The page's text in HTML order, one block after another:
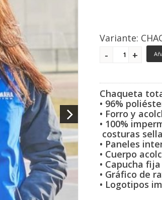
Variante:
Chaqueta
• 96%
• Forro y
• 100%
costuras
• Paneles
• Cuerpo
• Capucha
• Gráfico de
• Logotipos